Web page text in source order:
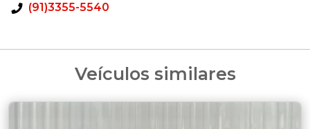
(91)3355-5540
Veículos similares